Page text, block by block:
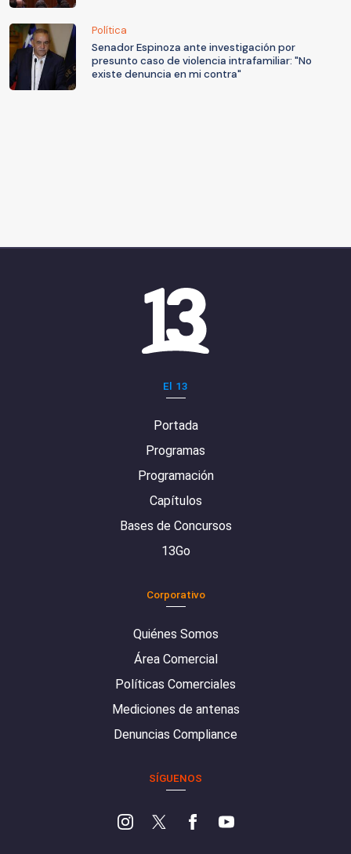
Política
Senador Espinoza ante investigación por
presunto caso de violencia intrafamiliar: "No
existe denuncia en mi contra"
El 13
Portada
Programas
Programación
Capítulos
Bases de Concursos
13Go
Corporativo
Quiénes Somos
Área Comercial
Políticas Comerciales
Mediciones de antenas
Denuncias Compliance
SÍGUENOS